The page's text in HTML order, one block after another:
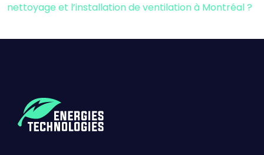
nettoyage et l’installation de ventilation à Montréal ?